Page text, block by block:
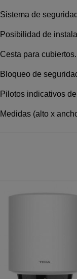
Sistema de
Posibilidad de
Cesta para cubiertos.
Bloqueo de
Pilotos indicativos
Medidas (alto x